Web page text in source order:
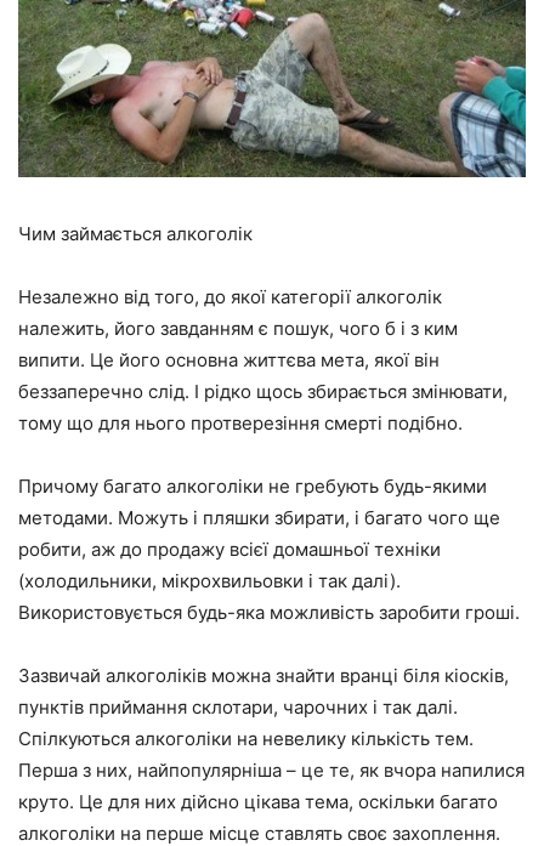
Чим займається алкоголік
Незалежно від того, до якої категорії алкоголік
належить, його завданням є пошук, чого б і з ким
випити. Це його основна життєва мета, якої він
беззаперечно слід. І рідко щось збирається змінювати,
тому що для нього протверезіння смерті подібно.
Причому багато алкоголіки не гребують будь-якими
методами. Можуть і пляшки збирати, і багато чого ще
робити, аж до продажу всієї домашньої техніки
(холодильники, мікрохвильовки і так далі).
Використовується будь-яка можливість заробити гроші.
Зазвичай алкоголіків можна знайти вранці біля кіосків,
пунктів приймання склотари, чарочних і так далі.
Спілкуються алкоголіки на невелику кількість тем.
Перша з них, найпопулярніша – це те, як вчора напилися
круто. Це для них дійсно цікава тема, оскільки багато
алкоголіки на перше місце ставлять своє захоплення.